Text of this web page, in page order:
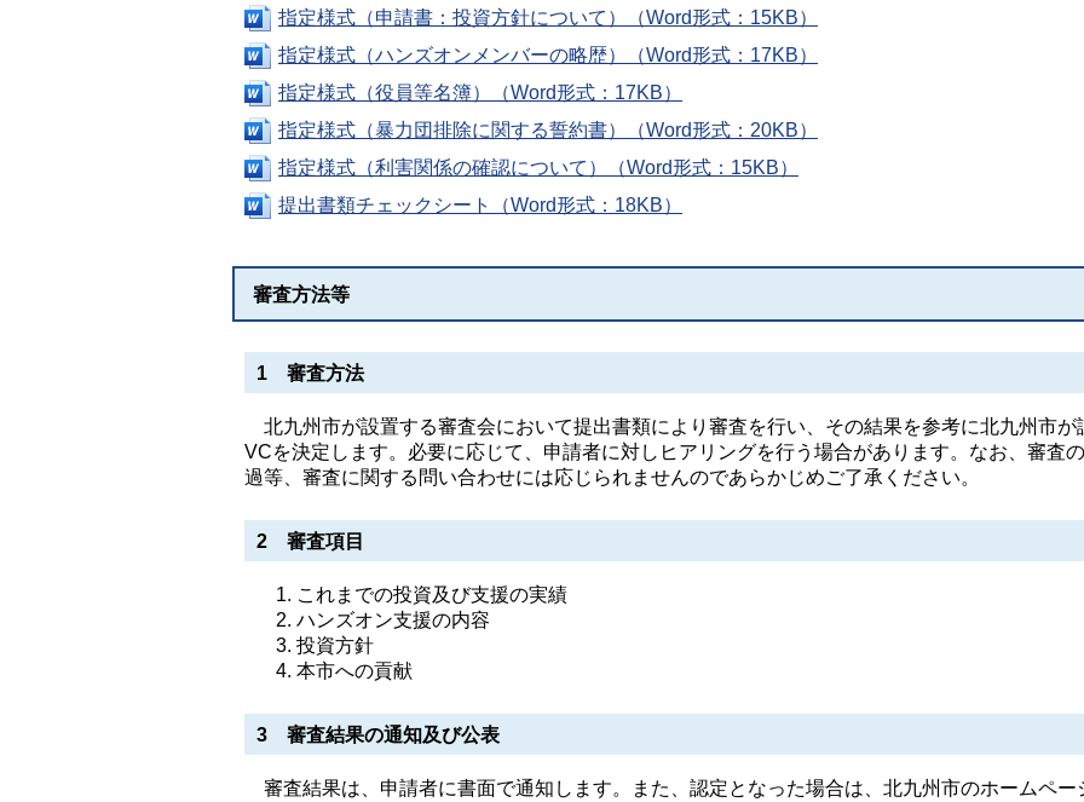
指定様式（申請書：投資方針について）（Word形式：15KB）
指定様式（ハンズオンメンバーの略歴）（Word形式：17KB）
指定様式（役員等名簿）（Word形式：17KB）
指定様式（暴力団排除に関する誓約書）（Word形式：20KB）
指定様式（利害関係の確認について）（Word形式：15KB）
提出書類チェックシート（Word形式：18KB）
審査方法等
1 審査方法
北九州市が設置する審査会において提出書類により審査を行い、その結果を参考に北九州市が
VCを決定します。必要に応じて、申請者に対しヒアリングを行う場合があります。なお、審査
過等、審査に関する問い合わせには応じられませんのであらかじめご了承ください。
2 審査項目
これまでの投資及び支援の実績
ハンズオン支援の内容
投資方針
本市への貢献
3 審査結果の通知及び公表
審査結果は、申請者に書面で通知します。また、認定となった場合は、北九州市のホームペー